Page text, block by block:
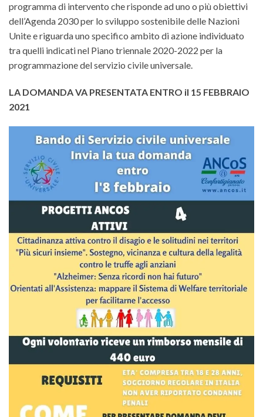
programma di intervento che risponde ad uno o più obiettivi
dell’Agenda 2030 per lo sviluppo sostenibile delle Nazioni
Unite e riguarda uno specifico ambito di azione individuato
tra quelli indicati nel Piano triennale 2020-2022 per la
programmazione del servizio civile universale.
LA DOMANDA VA PRESENTATA ENTRO il 15 FEBBRAIO
2021